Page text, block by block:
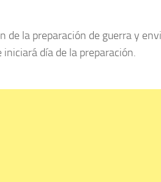
de la preparación de guerra y
día de la preparación.